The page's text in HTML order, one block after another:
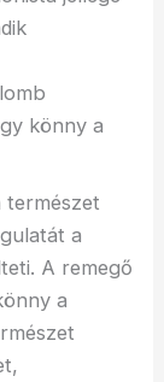
könny a
természet
a
A remegő
a